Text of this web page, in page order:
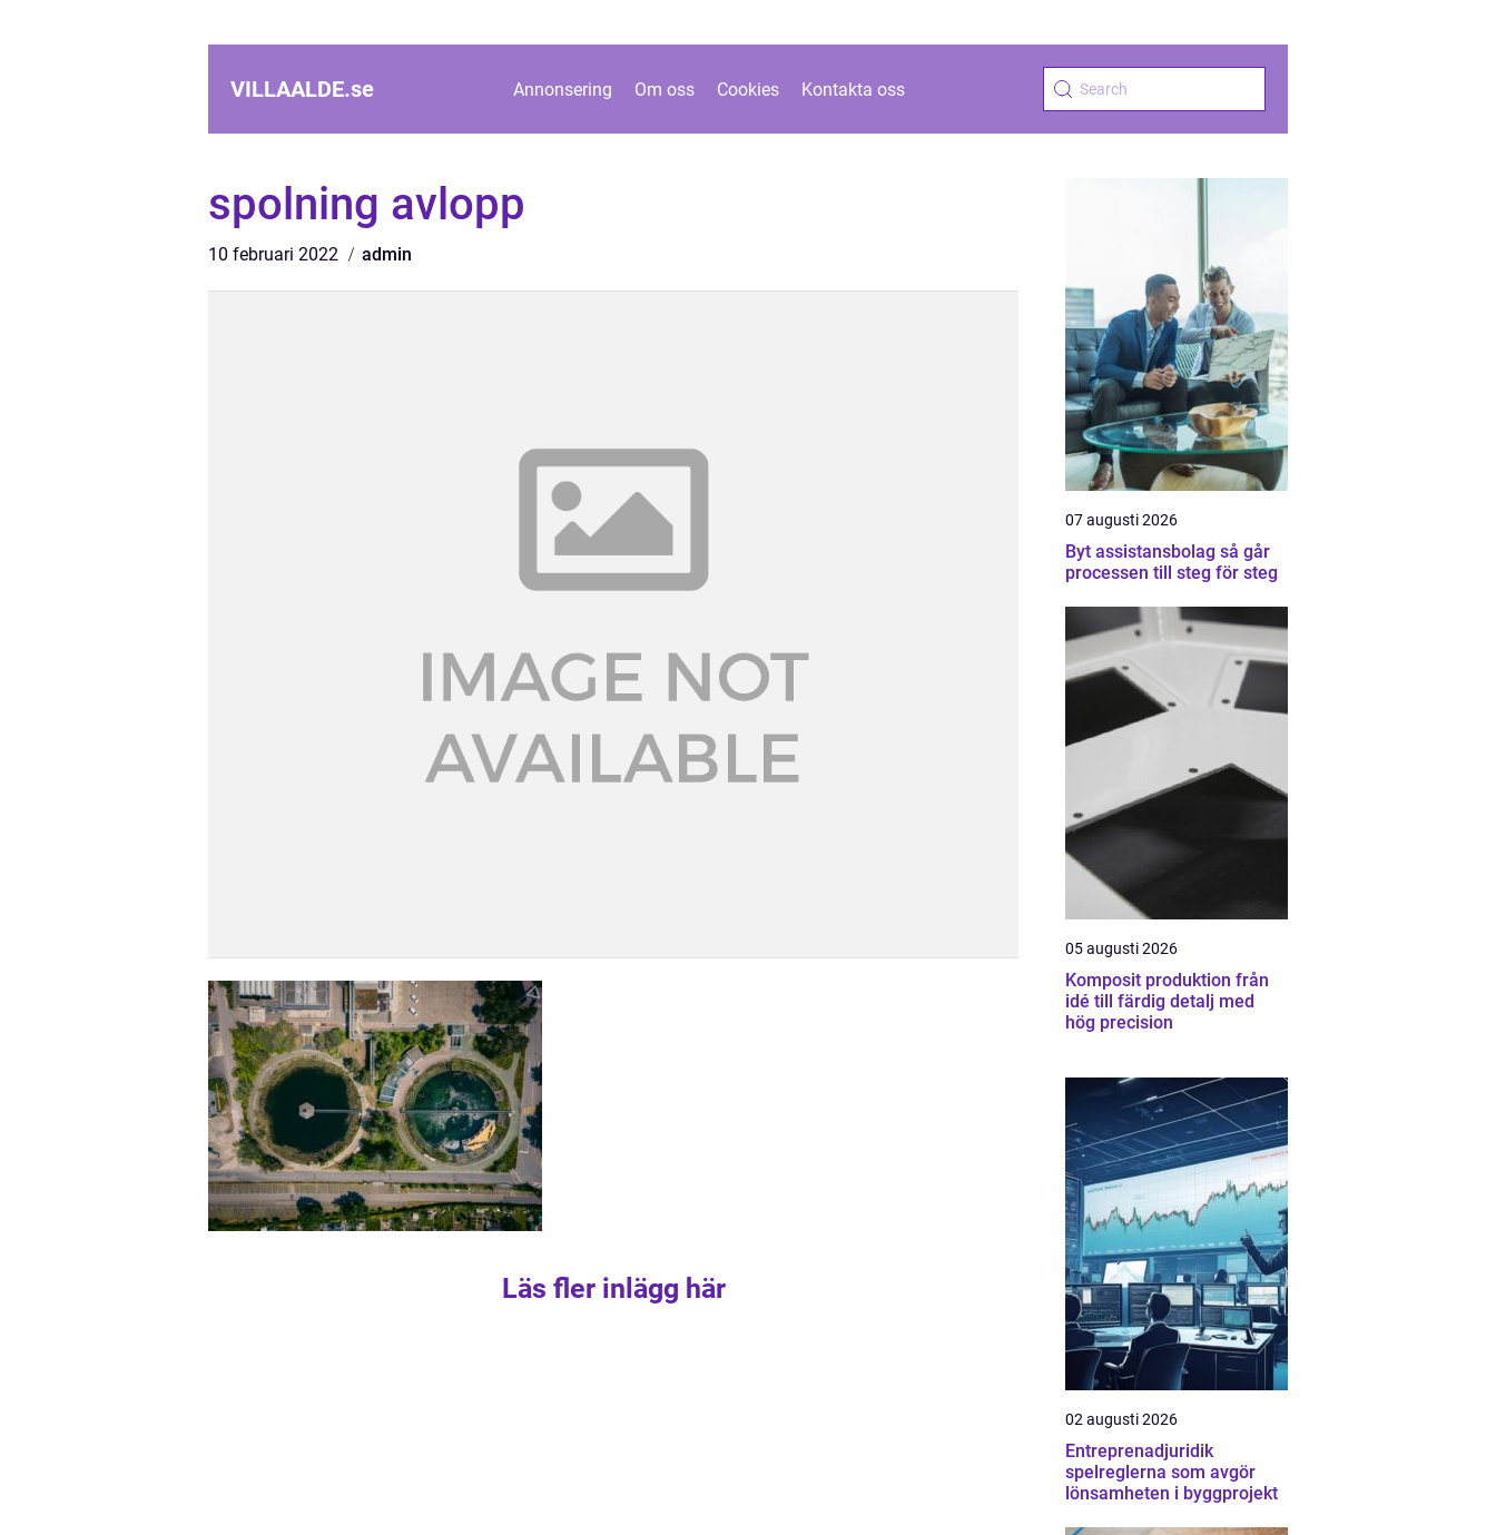
VILLAALDE.se Annonsering Om oss Cookies Kontakta oss
spolning avlopp
10 februari 2022 admin
Läs fler inlägg här
07 augusti 2026
Byt assistansbolag så går
processen till steg för steg
05 augusti 2026
Komposit produktion från
idé till färdig detalj med
hög precision
02 augusti 2026
Entreprenadjuridik
spelreglerna som avgör
lönsamheten i byggprojekt